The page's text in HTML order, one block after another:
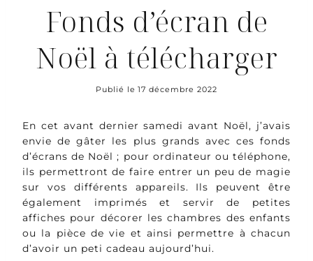
Fonds d’écran de
Noël à télécharger
Publié le 17 décembre 2022
En cet avant dernier samedi avant Noël, j’avais
envie de gâter les plus grands avec ces fonds
d’écrans de Noël ; pour ordinateur ou téléphone,
ils permettront de faire entrer un peu de magie
sur vos différents appareils. Ils peuvent être
également imprimés et servir de petites
affiches pour décorer les chambres des enfants
ou la pièce de vie et ainsi permettre à chacun
d’avoir un peti cadeau aujourd’hui.